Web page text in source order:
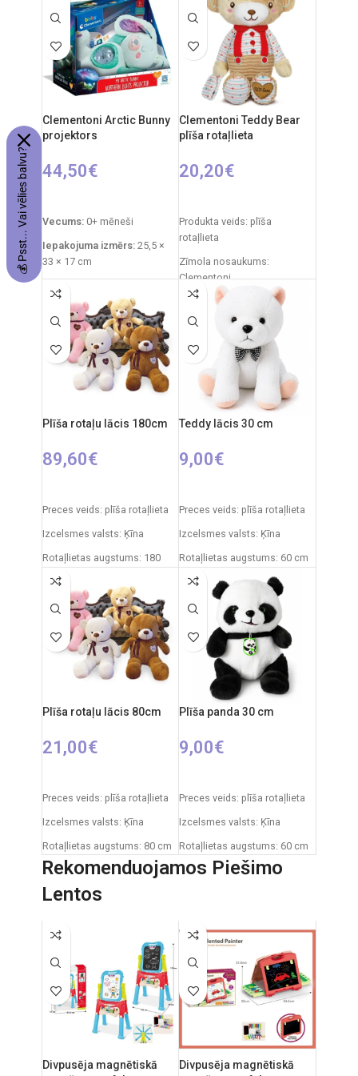
Tālvadības pults: 2xAA
baterijas
RC auto akumulators: 3.7V
Ieteicamais vecums: no 6
gadiem.
Vadības ierīce: 2 x AA (nav
iekļauta komplektā)
Autobaterija: 4,8 V
Clementoni Arctic Bunny
projektors
44,50€
Vecums:0+ mēneši
Iepakojuma izmērs:25,5 ×
33 × 17 cm
Funkcijas:gaismas
projektors, zvana signāli,
baltais troksnis
Materiāli:plīšs, plastmasa
Uzturēšana:plīšs ir
iekšējo moduli.
Clementoni
Clementoni Teddy Bear
plīša rotaļlieta
20,20€
Produkta veids: plīša
rotaļlieta
Zīmola nosaukums:
Clementoni
Izcelsmes valsts: Itālija
Iepakojuma izmēri: 31 x 20 x
Ieteicamais vecums: no 0
mēnešiem.
Plīša rotaļu lācis 180cm
89,60€
Preces veids: plīša rotaļlieta
Izcelsmes valsts: Ķīna
Rotaļlietas augstums: 180
Teddy lācis 30 cm
9,00€
Preces veids: plīša rotaļlieta
Izcelsmes valsts: Ķīna
Rotaļlietas augstums: 60 cm
Plīša rotaļu lācis 80cm
21,00€
Preces veids: plīša rotaļlieta
Izcelsmes valsts: Ķīna
Rotaļlietas augstums: 80 cm
Plīša panda 30 cm
9,00€
Preces veids: plīša rotaļlieta
Izcelsmes valsts: Ķīna
Rotaļlietas augstums: 60 cm
Rekomenduojamos Piešimo
Lentos
Divpusēja magnētiskā
Divpusēja magnētiskā
💰 Psst... Vai vēlies balvu?